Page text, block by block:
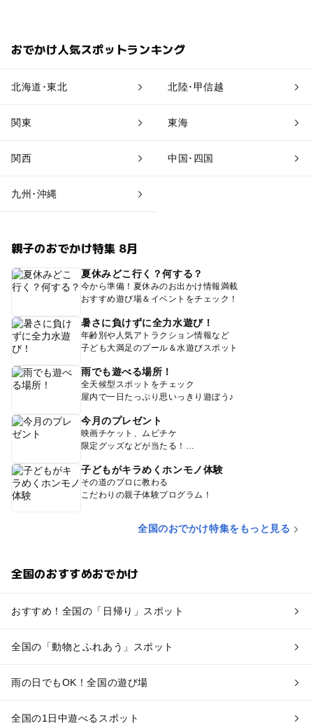
おでかけ人気スポットランキング
北海道･東北 北陸･甲信越
関東 東海
関西 中国･四国
九州･沖縄
親子のおでかけ特集 8月
夏休みどこ行く？何する？
今から準備！夏休みのお出かけ情報満載
おすすめ遊び場＆イベントをチェック！
暑さに負けずに全力水遊び！
年齢別や人気アトラクション情報など
子ども大満足のプール＆水遊びスポット
雨でも遊べる場所！
全天候型スポットをチェック
屋内で一日たっぷり思いっきり遊ぼう♪
今月のプレゼント
映画チケット、ムビチケ
限定グッズなどが当たる！
子どもがキラめくホンモノ体験
その道のプロに教わる
こだわりの親子体験プログラム！
全国のおでかけ特集をもっと見る
全国のおすすめおでかけ
おすすめ！全国の「日帰り」スポット
全国の「動物とふれあう」スポット
雨の日でもOK！全国の遊び場
全国の1日中遊べるスポット